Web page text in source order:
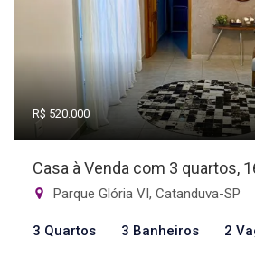
R$ 520.000
Casa à Venda com 3 quartos,
Parque Glória VI, Catanduva-SP
3 Quartos 3 Banheiros 2